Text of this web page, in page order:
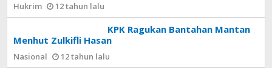
Hukrim 12 tahun lalu
KPK Ragukan Bantahan Mantan
Menhut Zulkifli Hasan
Nasional 12 tahun lalu